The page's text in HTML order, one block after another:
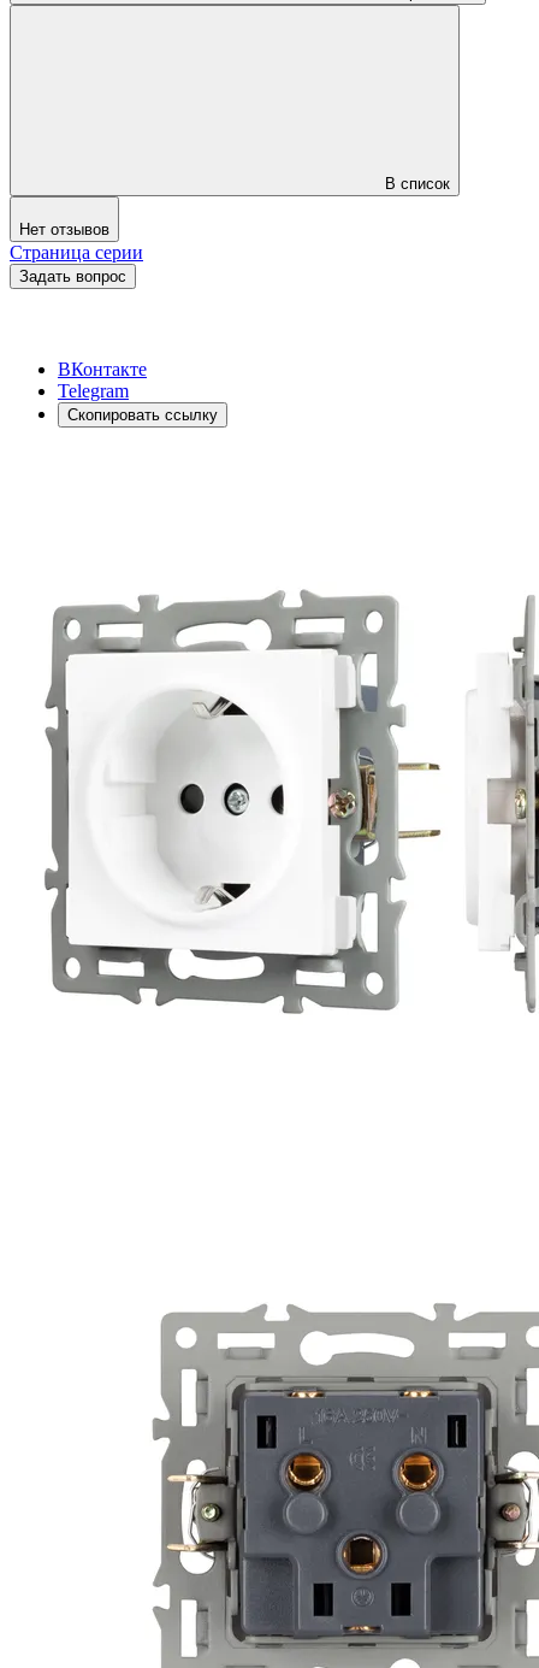
В список
Нет отзывов
Страница серии
Задать вопрос
ВКонтакте
Telegram
Скопировать ссылку